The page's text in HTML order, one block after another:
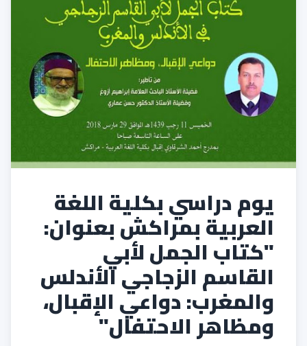
يوم دراسي بكلية اللغة
العربية بمراكش بعنوان:
"كتاب الجمل لأبي
القاسم الزجاجي الأندلس
والمغرب: دواعي الإقبال،
ومظاهر الاحتفال"